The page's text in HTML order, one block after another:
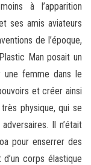
à l’apparition
ses amis aviateurs
de l’époque,
Man posait un
femme dans le
et créer ainsi
physique, qui se
Il n’était
pour enserrer des
corps élastique